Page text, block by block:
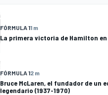
FÓRMULA 11 m
La primera victoria de Hamilton en
FÓRMULA 12 m
Bruce McLaren, el fundador de un
legendario (1937-1970)